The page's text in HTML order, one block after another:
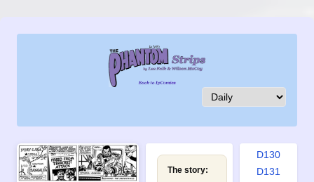
The story:
D123
D126
D130
D131